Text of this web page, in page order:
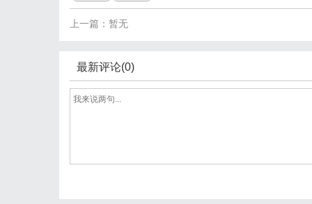
上一篇：暂无
最新评论(0)